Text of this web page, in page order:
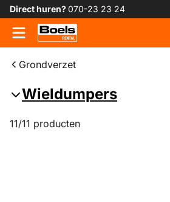
Direct huren?070-23 23 24
Grondverzet
Wieldumpers
11/11 producten